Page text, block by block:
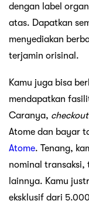
dengan label
atas. Dapatkan
menyediakan
terjamin orisinal.
Kamu juga bisa
mendapatkan
Caranya, checkout
Atome dan bayar
Atome. Tenang,
nominal transaksi,
lainnya. Kamu
eksklusif dari